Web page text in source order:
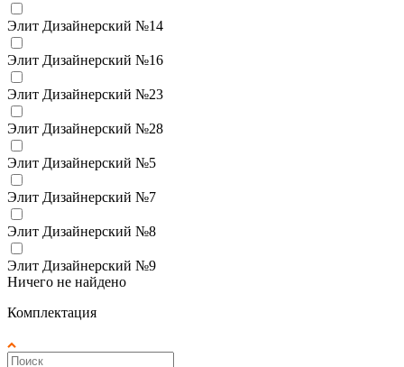
Элит Дизайнерский №14
Элит Дизайнерский №16
Элит Дизайнерский №23
Элит Дизайнерский №28
Элит Дизайнерский №5
Элит Дизайнерский №7
Элит Дизайнерский №8
Элит Дизайнерский №9
Ничего не найдено
Комплектация